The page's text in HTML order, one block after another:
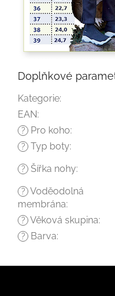
Doplňkové
Kategorie:
EAN:
? Pro koho:
? Typ boty:
? Šířka nohy:
? Voděodolná
membrána:
? Věková skupina:
? Barva: